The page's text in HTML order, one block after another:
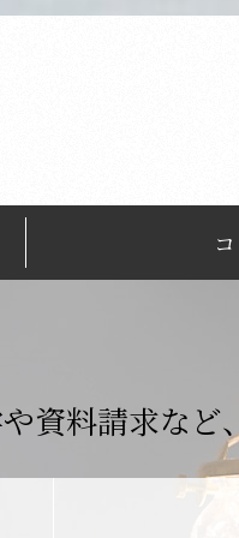
資料請求など